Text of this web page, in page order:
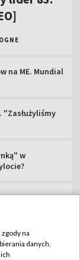
PKO BP
na
danych,